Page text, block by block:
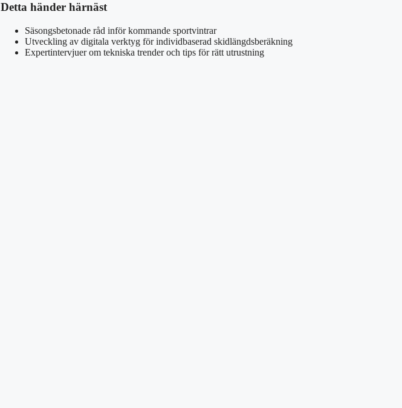
Detta händer härnäst
Säsongsbetonade råd inför kommande sportvintrar
Utveckling av digitala verktyg för individbaserad skidlängdsberäkning
Expertintervjuer om tekniska trender och tips för rätt utrustning